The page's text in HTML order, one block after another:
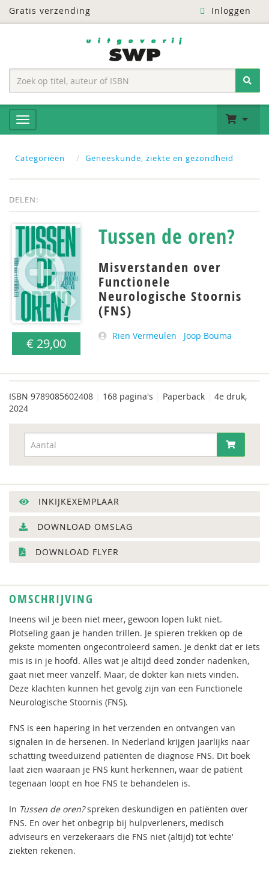
Gratis verzending Inloggen
Categoriëen Geneeskunde, ziekte en gezondheid
DELEN:
€ 29,00
Tussen de oren?
Misverstanden over
Functionele
Neurologische Stoornis
(FNS)
Rien Vermeulen Joop Bouma
ISBN 9789085602408 168 pagina's Paperback
4e druk,
2024
INKIJKEXEMPLAAR
DOWNLOAD OMSLAG
DOWNLOAD FLYER
OMSCHRIJVING
Ineens wil je been niet meer, gewoon lopen lukt niet.
Plotseling gaan je handen trillen. Je spieren trekken op de
gekste momenten ongecontroleerd samen. Je denkt dat er iets
mis is in je hoofd. Alles wat je altijd deed zonder nadenken,
gaat niet meer vanzelf. Maar, de dokter kan niets vinden.
Deze klachten kunnen het gevolg zijn van een Functionele
Neurologische Stoornis (FNS).
FNS is een hapering in het verzenden en ontvangen van
signalen in de hersenen. In Nederland krijgen jaarlijks naar
schatting tweeduizend patiënten de diagnose FNS. Dit boek
laat zien waaraan je FNS kunt herkennen, waar de patiënt
tegenaan loopt en hoe FNS te behandelen is.
In Tussen de oren?spreken deskundigen en patiënten over
FNS. En over het onbegrip bij hulpverleners, medisch
adviseurs en verzekeraars die FNS niet (altijd) tot ‘echte’
ziekten rekenen.